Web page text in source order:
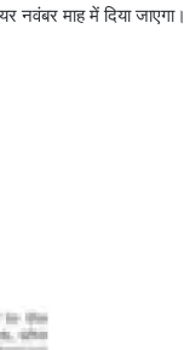
माह में दिया जाएगा।